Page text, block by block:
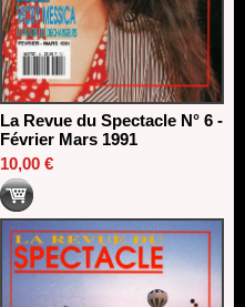
La Revue du Spectacle N° 6 -
Février Mars 1991
10,00 €